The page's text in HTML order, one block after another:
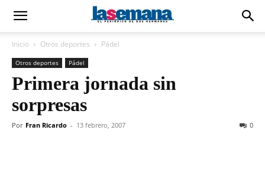
Inicio Otros deportes Pádel
Otros deportes Pádel
Primera jornada sin
sorpresas
Por Fran Ricardo - 13 febrero, 2007 0